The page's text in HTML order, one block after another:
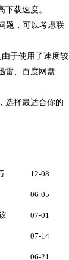
载速度。
题，可以考虑联
于使用了速度较
雷、百度网盘
选择最适合你的
12-08
06-05
07-01
07-14
06-21